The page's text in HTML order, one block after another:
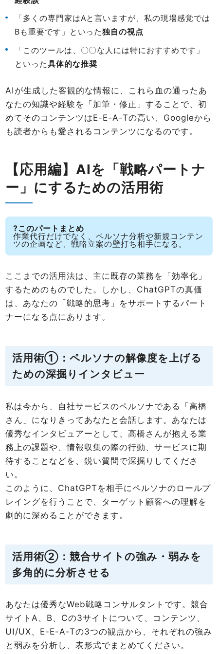
「多くの専門家はAと言いますが、私の現場感覚では
Bも重要です」といった独自の視点
「このツールは、〇〇な人には特におすすめです」
といった具体的な推奨
AIが生成した客観的な情報に、これら血の通ったあ
なたの知識や経験を「加筆・修正」することで、初
めてそのコンテンツはE-E-A-Tの高い、Googleから
も読者からも愛されるコンテンツになるのです。
【応用編】AIを「戦略パートナ
ー」にするための活用術
?このパートまとめ
作業代行だけでなく、ペルソナ分析や新規コンテン
ツの企画など、戦略立案の壁打ち相手になる。
ここまでの活用法は、主に既存の業務を「効率化」
するためのものでした。しかし、ChatGPTの真価
は、あなたの「戦略的思考」をサポートするパート
ナーになる点にあります。
活用術①：ペルソナの解像度を上げる
ための深掘りインタビュー
私は今から、自社サービスのペルソナである「高橋
さん」になりきってあなたと会話します。あなたは
優秀なインタビュアーとして、高橋さんが抱える業
務上の課題や、情報収集の際の行動、サービスに期
待することなどを、鋭い質問で深掘りしてくださ
い。
このように、ChatGPTを相手にペルソナのロールプ
レイングを行うことで、ターゲット顧客への理解を
劇的に深めることができます。
活用術②：競合サイトの強み・弱みを
多角的に分析させる
あなたは優秀なWeb戦略コンサルタントです。競合
サイトA、B、Cの3サイトについて、コンテンツ、
UI/UX、E-E-A-Tの3つの観点から、それぞれの強み
と弱みを分析し、表形式でまとめてください。